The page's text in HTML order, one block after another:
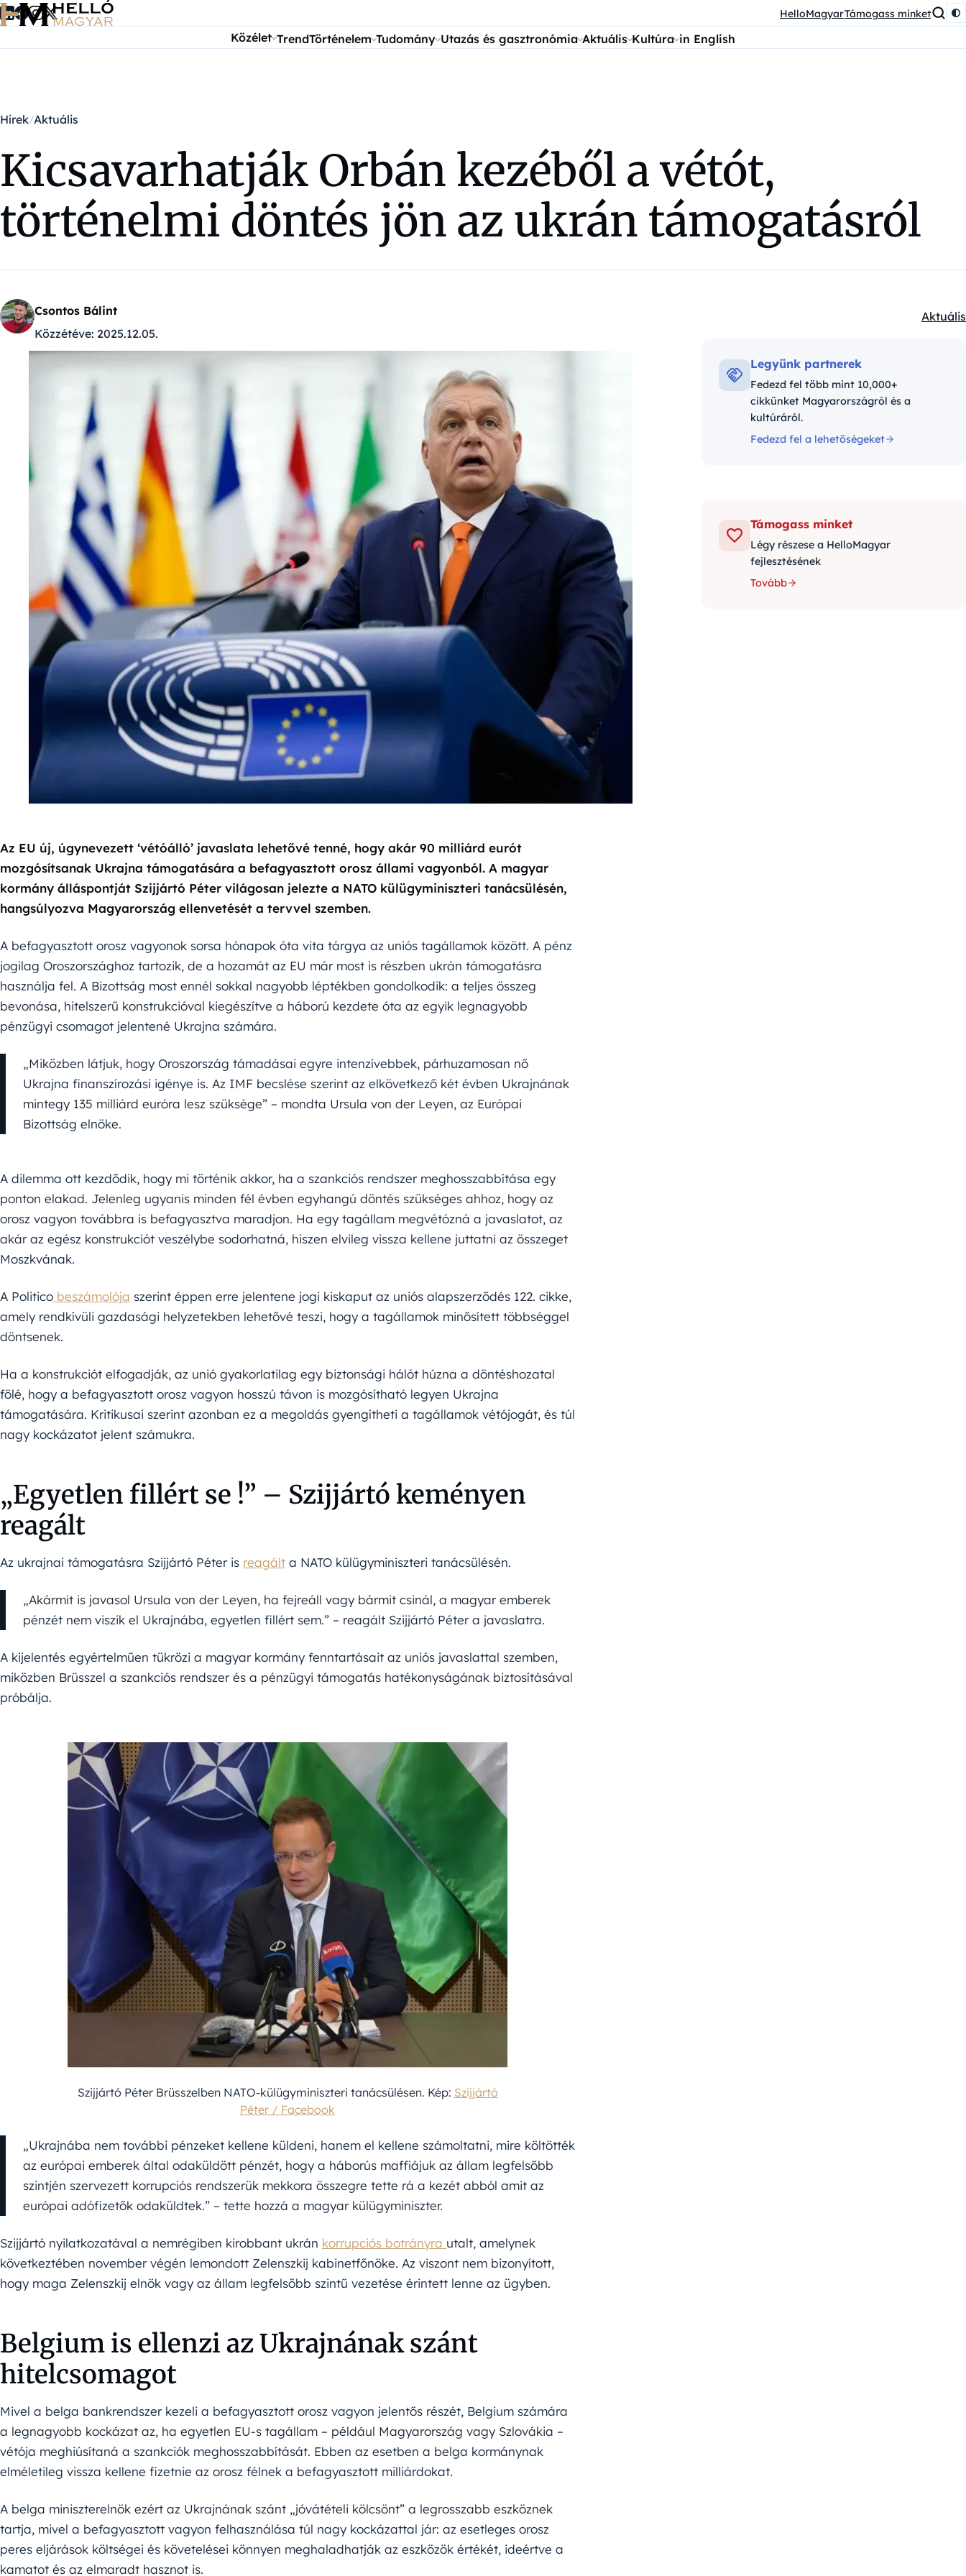
Ugrás a tartalomra HelloMagyarTámogass minket
Közélet TrendTörténelem Tudomány Utazás és gasztronómia Aktuális Kultúra in English
Hírek Aktuális
Kicsavarhatják Orbán kezéből a vétót,
történelmi döntés jön az ukrán támogatásról
Csontos Bálint
Közzétéve: 2025.12.05.
Aktuális
Az EU új, úgynevezett ‘vétóálló’ javaslata lehetővé tenné, hogy akár 90 milliárd eurót
mozgósítsanak Ukrajna támogatására a befagyasztott orosz állami vagyonból. A magyar
kormány álláspontját Szijjártó Péter világosan jelezte a NATO külügyminiszteri tanácsülésén,
hangsúlyozva Magyarország ellenvetését a tervvel szemben.
A befagyasztott orosz vagyonok sorsa hónapok óta vita tárgya az uniós tagállamok között. A pénz
jogilag Oroszországhoz tartozik, de a hozamát az EU már most is részben ukrán támogatásra
használja fel. A Bizottság most ennél sokkal nagyobb léptékben gondolkodik: a teljes összeg
bevonása, hitelszerű konstrukcióval kiegészítve a háború kezdete óta az egyik legnagyobb
pénzügyi csomagot jelentené Ukrajna számára.
„Miközben látjuk, hogy Oroszország támadásai egyre intenzívebbek, párhuzamosan nő
Ukrajna finanszírozási igénye is. Az IMF becslése szerint az elkövetkező két évben Ukrajnának
mintegy 135 milliárd euróra lesz szüksége” – mondta Ursula von der Leyen, az Európai
Bizottság elnöke.
A dilemma ott kezdődik, hogy mi történik akkor, ha a szankciós rendszer meghosszabbítása egy
ponton elakad. Jelenleg ugyanis minden fél évben egyhangú döntés szükséges ahhoz, hogy az
orosz vagyon továbbra is befagyasztva maradjon. Ha egy tagállam megvétózná a javaslatot, az
akár az egész konstrukciót veszélybe sodorhatná, hiszen elvileg vissza kellene juttatni az összeget
Moszkvának.
A Politico beszámolója szerint éppen erre jelentene jogi kiskaput az uniós alapszerződés 122. cikke,
amely rendkívüli gazdasági helyzetekben lehetővé teszi, hogy a tagállamok minősített többséggel
döntsenek.
Ha a konstrukciót elfogadják, az unió gyakorlatilag egy biztonsági hálót húzna a döntéshozatal
fölé, hogy a befagyasztott orosz vagyon hosszú távon is mozgósítható legyen Ukrajna
támogatására. Kritikusai szerint azonban ez a megoldás gyengítheti a tagállamok vétójogát, és túl
nagy kockázatot jelent számukra.
„Egyetlen fillért se !” – Szijjártó keményen
reagált
Az ukrajnai támogatásra Szijjártó Péter is reagált a NATO külügyminiszteri tanácsülésén.
„Akármit is javasol Ursula von der Leyen, ha fejreáll vagy bármit csinál, a magyar emberek
pénzét nem viszik el Ukrajnába, egyetlen fillért sem.” – reagált Szijjártó Péter a javaslatra.
A kijelentés egyértelműen tükrözi a magyar kormány fenntartásait az uniós javaslattal szemben,
miközben Brüsszel a szankciós rendszer és a pénzügyi támogatás hatékonyságának biztosításával
próbálja.
Szijjártó Péter Brüsszelben NATO-külügyminiszteri tanácsülésen. Kép: Szijjártó
Péter / Facebook
„Ukrajnába nem további pénzeket kellene küldeni, hanem el kellene számoltatni, mire költötték
az európai emberek által odaküldött pénzét, hogy a háborús maffiájuk az állam legfelsőbb
szintjén szervezett korrupciós rendszerük mekkora összegre tette rá a kezét abból amit az
európai adófizetők odaküldtek.” – tette hozzá a magyar külügyminiszter.
Szijjártó nyilatkozatával a nemrégiben kirobbant ukrán korrupciós botrányra utalt, amelynek
következtében november végén lemondott Zelenszkij kabinetfőnöke. Az viszont nem bizonyított,
hogy maga Zelenszkij elnök vagy az állam legfelsőbb szintű vezetése érintett lenne az ügyben.
Belgium is ellenzi az Ukrajnának szánt
hitelcsomagot
Mivel a belga bankrendszer kezeli a befagyasztott orosz vagyon jelentős részét, Belgium számára
a legnagyobb kockázat az, ha egyetlen EU-s tagállam – például Magyarország vagy Szlovákia –
vétója meghiúsítaná a szankciók meghosszabbítását. Ebben az esetben a belga kormánynak
elméletileg vissza kellene fizetnie az orosz félnek a befagyasztott milliárdokat.
A belga miniszterelnök ezért az Ukrajnának szánt „jóvátételi kölcsönt” a legrosszabb eszköznek
tartja, mivel a befagyasztott vagyon felhasználása túl nagy kockázattal jár: az esetleges orosz
peres eljárások költségei és követelései könnyen meghaladhatják az eszközök értékét, ideértve a
kamatot és az elmaradt hasznot is.
Legyünk partnerek
Fedezd fel több mint 10,000+
cikkünket Magyarországról és a
kultúráról.
Fedezd fel a lehetőségeket
Támogass minket
Légy részese a HelloMagyar
fejlesztésének
Tovább